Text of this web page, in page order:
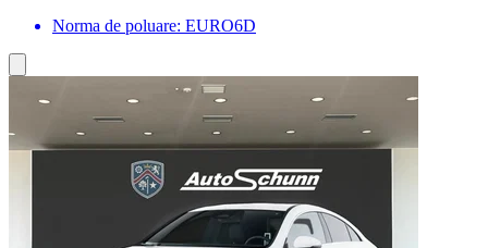
Norma de poluare: EURO6D